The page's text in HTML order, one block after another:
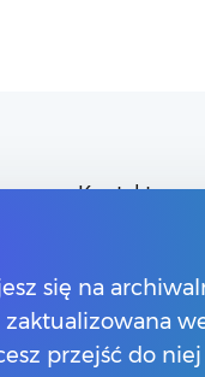
Kontakt
się na
przejść do niej